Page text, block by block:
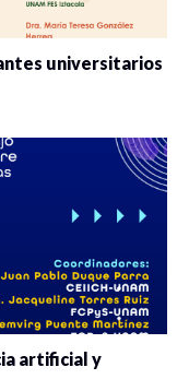
universitarios
artificial y